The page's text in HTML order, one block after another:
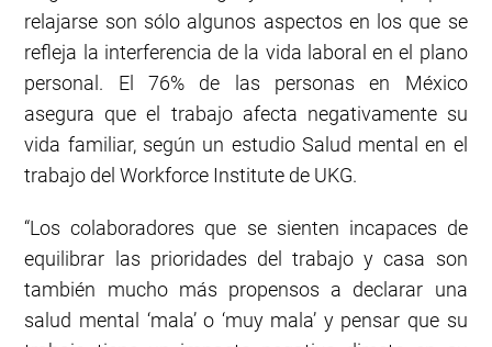
relajarse son sólo algunos aspectos en los que se
refleja la interferencia de la vida laboral en el plano
personal. El 76% de las personas en México
asegura que el trabajo afecta negativamente su
vida familiar, según un estudio Salud mental en el
trabajo del Workforce Institute de UKG.
“Los colaboradores que se sienten incapaces de
equilibrar las prioridades del trabajo y casa son
también mucho más propensos a declarar una
salud mental ‘mala’ o ‘muy mala’ y pensar que su